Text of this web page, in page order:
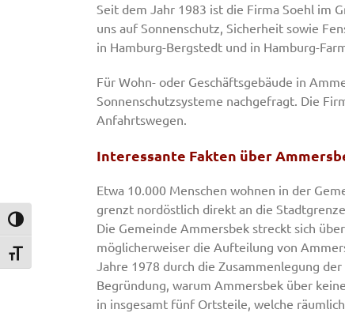
Umschalten auf hohe Kontraste
Schrift vergrößern
Seit dem Jahr 1983 ist die Firma Soehl im
uns auf Sonnenschutz, Sicherheit sowie
in Hamburg-Bergstedt und in Hamburg-
Für Wohn- oder Geschäftsgebäude in
Sonnenschutzsysteme nachgefragt. Die
Anfahrtswegen.
Interessante Fakten über
Etwa 10.000 Menschen wohnen in der
grenzt nordöstlich direkt an die
Die Gemeinde Ammersbek streckt sich
möglicherweiser die Aufteilung von
Jahre 1978 durch die Zusammenlegung
Begründung, warum Ammersbek über
in insgesamt fünf Ortsteile, welche